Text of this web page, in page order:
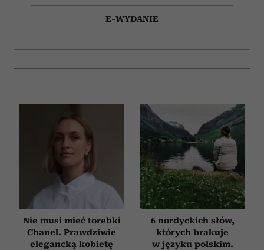
E-WYDANIE
Nie musi mieć torebki
Chanel. Prawdziwie
elegancką kobietę
6 nordyckich słów,
których brakuje
w języku polskim.